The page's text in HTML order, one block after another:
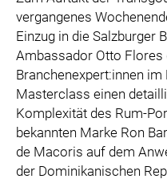
TRÄGERVEREIN EINWEGPFAND
SPECIAL OLYMPICS ÖSTERREICH
MEDIA
LOGOS
COCA COLA
PRESSEKONTAKT
vergangenes
Einzug in die Salzburger
Ambassador Otto Flores
Branchenexpert:innen
Masterclass einen
Komplexität des Rum-
bekannten Marke Ron
de Macoris auf dem
der Dominikanischen